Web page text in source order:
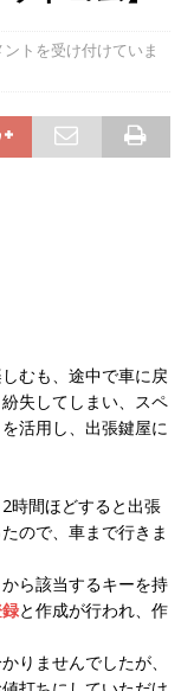
ントを受け付けていま
むも、途中で車に戻
失してしまい、スペ
活用し、出張鍵屋に
時間ほどすると出張
ので、車まで行きま
ら該当するキーを持
と作成が行われ、作
りませんでしたが、